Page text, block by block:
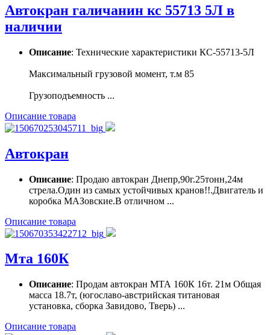
Автокран галичанин кс 55713 5Л в
наличии
Описание: Технические характеристики КС-55713-5Л
Максимальный грузовой момент, т.м 85
Грузоподъемность ...
Описание товара
Автокран
Описание: Продаю автокран Днепр,90г.25тонн,24м
стрела.Один из самых устойчивых кранов!!.Двигатель и
коробка МАЗовские.В отличном ...
Описание товара
Мта 160К
Описание: Продам автокран МТА 160К 16т. 21м Общая
масса 18.7т, (югославо-австрийская титановая
установка, сборка Завидово, Тверь) ...
Описание товара